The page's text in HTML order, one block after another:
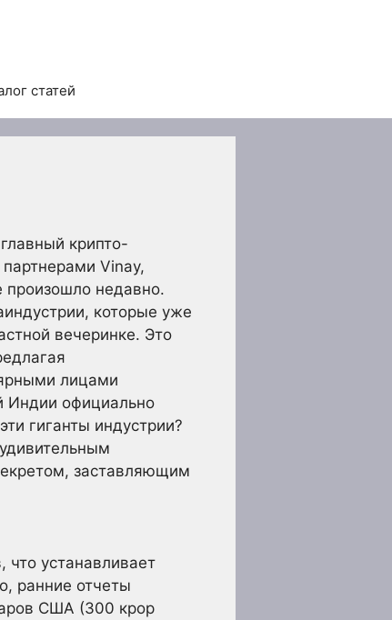
статей
крипто-
Vinay,
произошло недавно.
которые уже
вечеринке. Это
лицами
Индии официально
гиганты индустрии?
заставляющим
устанавливает
ранние отчеты
США (300 крор